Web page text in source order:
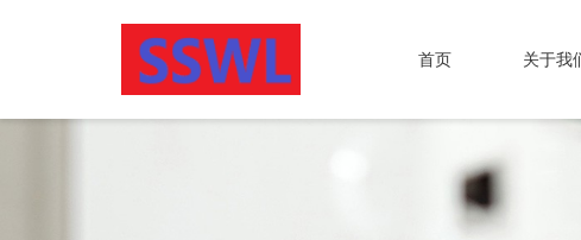
首页 关于我